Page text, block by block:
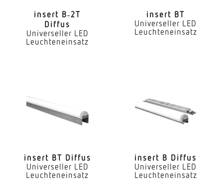
Farbtemperatur
4000 K
Geeignet für Lichtbandkonfiguration
Leuchtmittel
insert B‑2T
Diffus
Universeller LED
Leuchteneinsatz
insert BT
Universeller LED
Leuchteneinsatz
insert BT Diffus
Universeller LED
Leuchteneinsatz
insert B Diffus
Universeller LED
Leuchteneinsatz